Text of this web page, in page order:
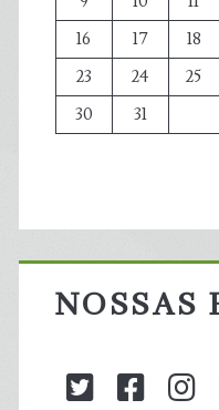
16
17 18
23
24 25
30
31
NOSSAS
twitter